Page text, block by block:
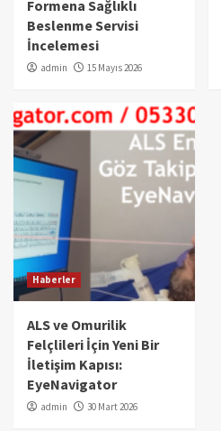
Formena Sağlıklı
Beslenme Servisi
İncelemesi
admin 15 Mayıs 2026
Haberler
ALS ve Omurilik
Felçlileri İçin Yeni Bir
İletişim Kapısı:
EyeNavigator
admin 30 Mart 2026